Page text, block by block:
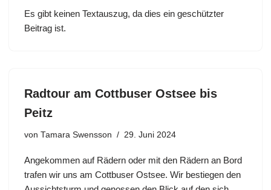
Es gibt keinen Textauszug, da dies ein geschützter
Beitrag ist.
Radtour am Cottbuser Ostsee bis
Peitz
von Tamara Swensson 29. Juni 2024
Angekommen auf Rädern oder mit den Rädern an Bord
trafen wir uns am Cottbuser Ostsee. Wir bestiegen den